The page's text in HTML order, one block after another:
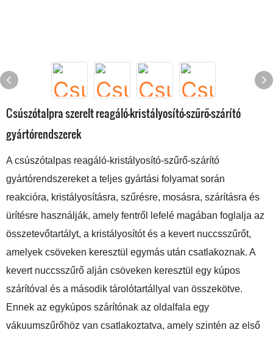
Csúszótalpra szerelt reagáló-kristályosító-szűrő-szárító
gyártórendszerek
A csúszótalpas reagáló-kristályosító-szűrő-szárító
gyártórendszereket a teljes gyártási folyamat során
reakcióra, kristályosításra, szűrésre, mosásra, szárításra és
ürítésre használják, amely fentről lefelé magában foglalja az
összetevőtartályt, a kristályosítót és a kevert nuccsszűrőt,
amelyek csöveken keresztül egymás után csatlakoznak. A
kevert nuccsszűrő alján csöveken keresztül egy kúpos
szárítóval és a második tárolótartállyal van összekötve.
Ennek az egykúpos szárítónak az oldalfala egy
vákuumszűrőhöz van csatlakoztatva, amely szintén az első